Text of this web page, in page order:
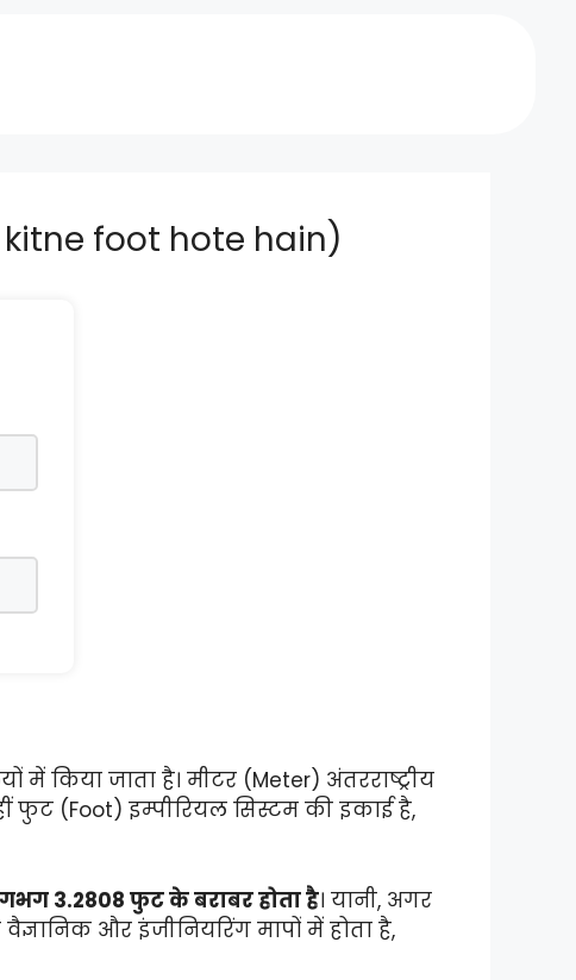
kitne foot hote hain)
किया जाता है। मीटर (Meter) अंतरराष्ट्रीय
फुट (Foot) इम्पीरियल सिस्टम की इकाई है,
3.2808 फुट के बराबर होता है। यानी, अगर
और इंजीनियरिंग मापों में होता है,